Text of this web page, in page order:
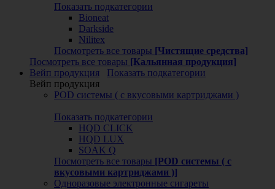
Показать подкатегории
Bioneat
Darkside
Nilitex
Посмотреть все товары [Чистящие средства]
Посмотреть все товары [Кальянная продукция]
Вейп продукция
Показать подкатегории
Вейп продукция
POD системы ( с вкусовыми картриджами )
Показать подкатегории
HQD CLICK
HQD LUX
SOAK Q
Посмотреть все товары [POD системы ( с
вкусовыми картриджами )]
Одноразовые электронные сигареты